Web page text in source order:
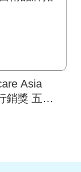
Asia
銷獎 五步